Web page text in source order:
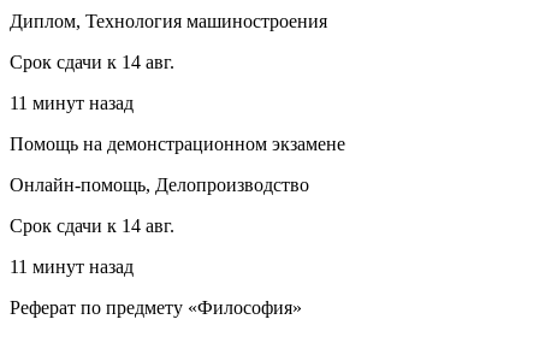
Диплом, Технология машиностроения
Срок сдачи к 14 авг.
11 минут назад
Помощь на демонстрационном экзамене
Онлайн-помощь, Делопроизводство
Срок сдачи к 14 авг.
11 минут назад
Реферат по предмету «Философия»